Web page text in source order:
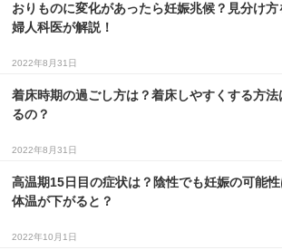
おりものに変化があったら妊娠兆候？見分け方
婦人科医が解説！
2022年8月31日
着床時期の過ごし方は？着床しやすくする方法
るの？
2022年8月31日
高温期15日目の症状は？陰性でも妊娠の可能性
体温が下がると？
2022年10月1日